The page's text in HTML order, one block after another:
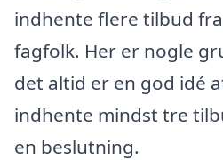
indhente flere tilbud
fagfolk. Her er nogle
det altid er en god idé
indhente mindst tre
en beslutning.